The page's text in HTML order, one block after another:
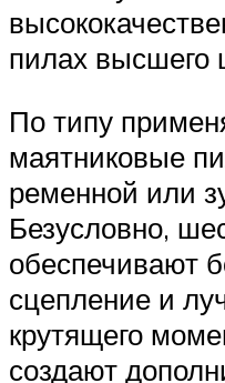
пилах высшего
По типу
маятниковые
ременной или
Безусловно,
обеспечивают
сцепление и
крутящего
создают